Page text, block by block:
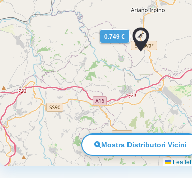
0.749 €
Leaflet
Mostra Distributori Vicini